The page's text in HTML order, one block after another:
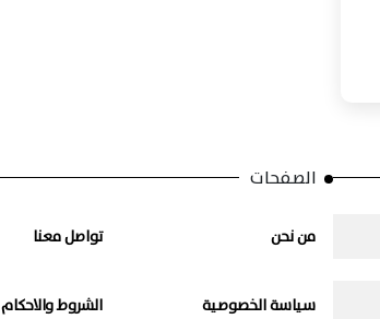
الصفحات
من نحن تواصل معنا
سياسة الخصوصية الشروط والاحكام